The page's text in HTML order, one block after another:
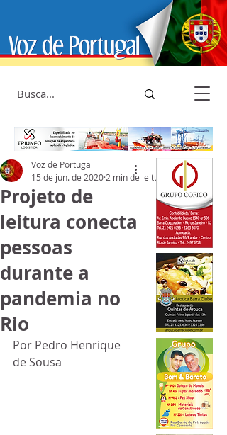
Projeto de
leitura conecta
pessoas
durante a
pandemia no
Rio
Voz de Portugal
15 de jun. de 2020 2 min de leitura
Por Pedro Henrique
de Sousa